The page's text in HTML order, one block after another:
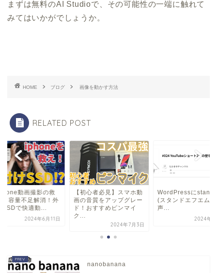
まずは無料のAI Studioで、その可能性の一端に触れて
みてはいかがでしょうか。
HOME ブログ 画像を動かす方法
RELATED POST
動画撮影の救
】容量不足解消！外
SSDで快適動...
2024年6月11日
【初心者必見】スマホ動
画の音質をアップグレー
ド！おすすめピンマイ
ク...
2024年7月3日
WordPressに
(スタンドエフエム)
声...
2024年5
nanobanana